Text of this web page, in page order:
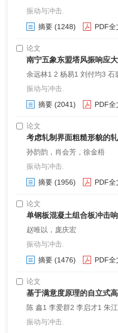
振动与冲击.
摘要 (1248) PDF全
论文
南宁五象东盟塔风振响应
余远林1 2 杨易1 刘付均3 石
振动与冲击.
摘要 (2041) PDF全
论文
考虑轧制界面粗糙形貌的
孙韵韵，肖会芳，徐金梧
振动与冲击.
摘要 (1956) PDF全
论文
单钢板混凝土组合板冲击
赵唯以，庞庆宏
振动与冲击.
摘要 (1476) PDF全
论文
基于满意度原理的自立式
陈 鑫1 李爱群2 李启才1 朱
振动与冲击.